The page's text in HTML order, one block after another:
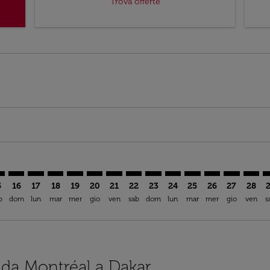
16
dom
17
lun
18
mar
19
mer
20
gio
YUL–DSS: cmp-view-offers-
21
ven
YUL–DSS: cmp-view-offers-
22
sab
YUL–DSS: cmp-view-
23
dom
YUL–DSS: cmp-view-
24
lun
YUL–DSS: cmp-
25
mar
YUL–DSS:
26
mer
27
gio
28
ven